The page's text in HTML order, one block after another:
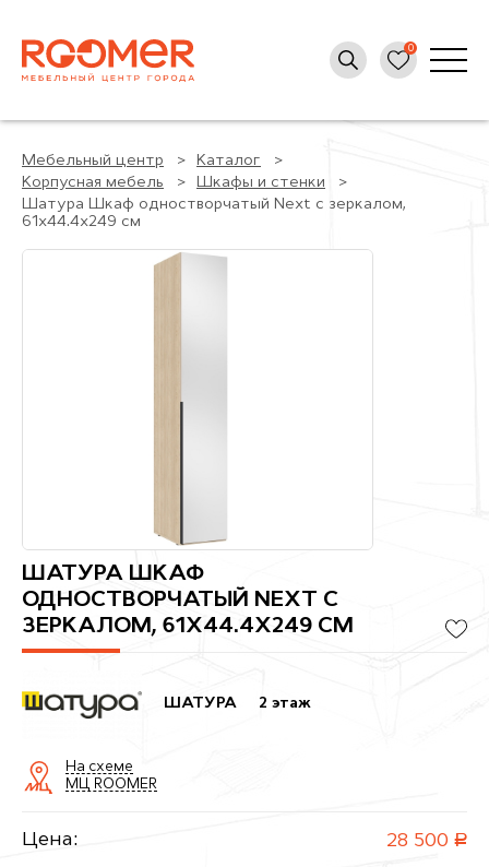
Мебельный центр
Каталог
Корпусная мебель
Шкафы и стенки
Шатура Шкаф одностворчатый Next с зеркалом,
61x44.4x249 см
ШАТУРА ШКАФ
ОДНОСТВОРЧАТЫЙ NEXT С
ЗЕРКАЛОМ, 61X44.4X249 СМ
ШАТУРА 2 этаж
На схеме
МЦ ROOMER
Цена: 28 500 руб.